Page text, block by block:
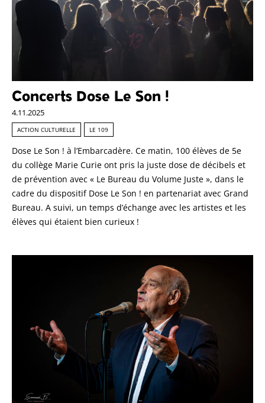
Concerts Dose Le Son !
4.11.2025
ACTION CULTURELLE LE 109
Dose Le Son ! à l’Embarcadère. Ce matin, 100 élèves de 5e
du collège Marie Curie ont pris la juste dose de décibels et
de prévention avec « Le Bureau du Volume Juste », dans le
cadre du dispositif Dose Le Son ! en partenariat avec Grand
Bureau. A suivi, un temps d’échange avec les artistes et les
élèves qui étaient bien curieux !